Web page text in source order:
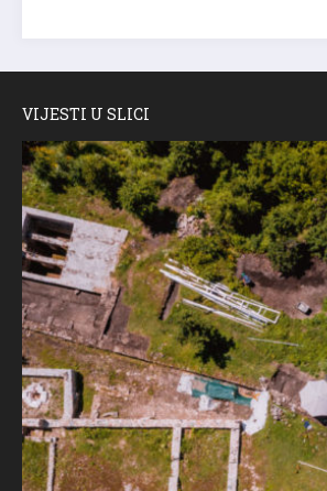
VIJESTI U SLICI